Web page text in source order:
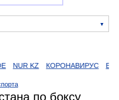
NUR KZ КОРОНАВИРУС ЕГОВ
по боксу